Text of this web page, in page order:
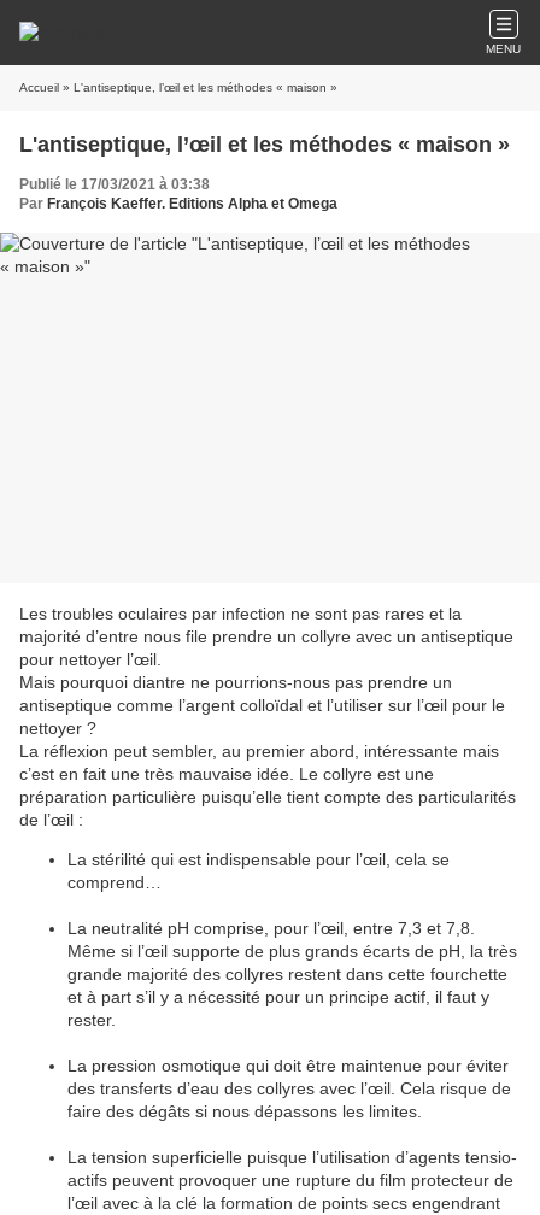
MENU
Accueil » L'antiseptique, l’œil et les méthodes « maison »
L'antiseptique, l’œil et les méthodes « maison »
Publié le 17/03/2021 à 03:38
Par François Kaeffer. Editions Alpha et Omega
Les troubles oculaires par infection ne sont pas rares et la
majorité d’entre nous file prendre un collyre avec un antiseptique
pour nettoyer l’œil.
Mais pourquoi diantre ne pourrions-nous pas prendre un
antiseptique comme l’argent colloïdal et l’utiliser sur l’œil pour le
nettoyer ?
La réflexion peut sembler, au premier abord, intéressante mais
c’est en fait une très mauvaise idée. Le collyre est une
préparation particulière puisqu’elle tient compte des particularités
de l’œil :
La stérilité qui est indispensable pour l’œil, cela se
comprend…
La neutralité pH comprise, pour l’œil, entre 7,3 et 7,8.
Même si l’œil supporte de plus grands écarts de pH, la très
grande majorité des collyres restent dans cette fourchette
et à part s’il y a nécessité pour un principe actif, il faut y
rester.
La pression osmotique qui doit être maintenue pour éviter
des transferts d’eau des collyres avec l’œil. Cela risque de
faire des dégâts si nous dépassons les limites.
La tension superficielle puisque l’utilisation d’agents tensio-
actifs peuvent provoquer une rupture du film protecteur de
l’œil avec à la clé la formation de points secs engendrant